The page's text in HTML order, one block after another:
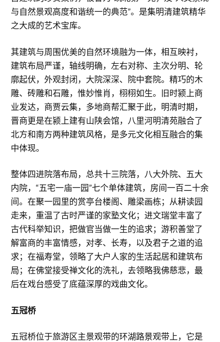
与自然景观高度和谐统一的典范”。是集明清建筑精华
之大成的艺术宝库。
其建筑与周围优美的自然环境融为一体，相互映衬，
建筑布局严谨，轴线明确，左右对称、主次分明、轮
廓起伏，外观封闭，大院深深、院中套院。精巧的木
雕、砖雕和石雕，惟妙惟肖，栩栩如生。旧时颍上商
业发达，商贾云集，多地商帮汇聚于此，明清时期，
晋商更是在颍上建有山陕会馆，八里河明清苑融合了
北方和南方两种建筑风格，是多元文化相互融合的集
中体现。
整体四进院落布局，总共十三院落，八大外院、五大
内院，“五宅一庙一园”七个单体建筑，房间一百二十余
间。在聚一园里的赏亭台楼阁、雕梁画栋；从耕读园
走来，重温了古时严谨的家塾文化；进文瑞堂丰富了
古代科举知识，把做官当做一生的追求；游积善堂了
解富商的丰富情感，对孝、长寿，以及君子之道的追
求；在福寿堂，领略了大户人家的生活起居和建筑布
局；在佛堂接受禅文化的洗礼，去领略我佛慈悲，最
后在戏台感受了底蕴深厚的戏曲文化。
五冠桥
五冠桥位于旅游区主景观带的环湖路景观带上，它是